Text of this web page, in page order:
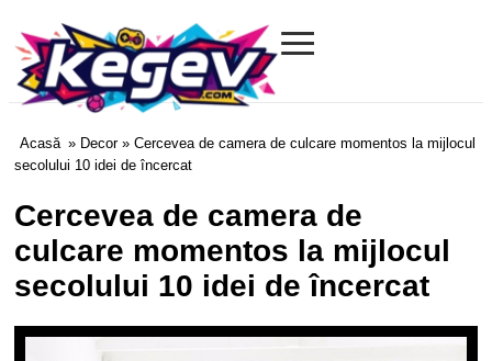
Kegev.com
≡
Acasă » Decor» Cercevea de camera de culcare momentos la mijlocul
secolului 10 idei de încercat
Cercevea de camera de
culcare momentos la mijlocul
secolului 10 idei de încercat